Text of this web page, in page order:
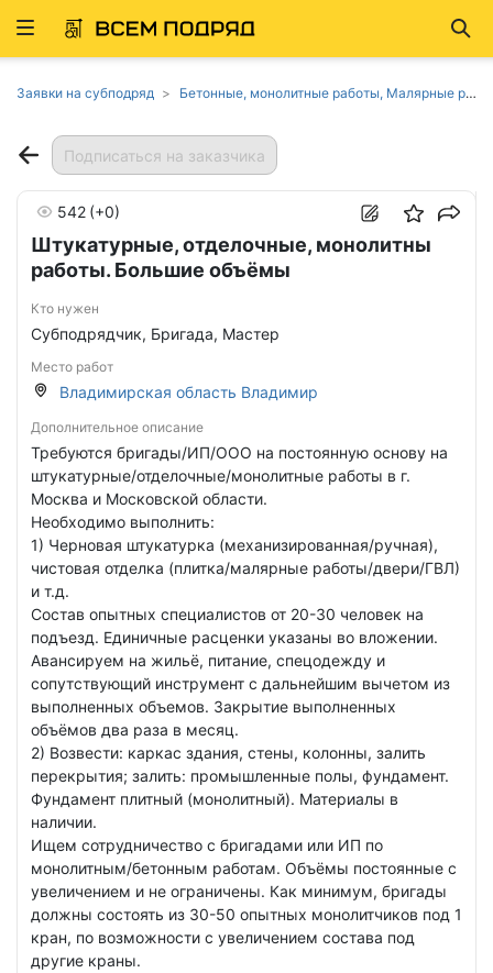
Развернуть
Заявки на субподряд Бетонные, монолитные работы, Малярные работы, Отделочные работы, Устройство полов, обойные и плиточные работы, Штукатурные работы во Владимирской области
Подписаться на заказчика
Штукатурные, отделочные, монолитны
работы. Большие объёмы
542 (+0)
Кто нужен
Субподрядчик, Бригада, Мастер
Место работ
Владимирская область Владимир
Дополнительное описание
Требуются бригады/ИП/ООО на постоянную основу на
штукатурные/отделочные/монолитные работы в г.
Москва и Московской области.
Необходимо выполнить:
1) Черновая штукатурка (механизированная/ручная),
чистовая отделка (плитка/малярные работы/двери/ГВЛ)
и т.д.
Состав опытных специалистов от 20-30 человек на
подъезд. Единичные расценки указаны во вложении.
Авансируем на жильё, питание, спецодежду и
сопутствующий инструмент с дальнейшим вычетом из
выполненных объемов. Закрытие выполненных
объёмов два раза в месяц.
2) Возвести: каркас здания, стены, колонны, залить
перекрытия; залить: промышленные полы, фундамент.
Фундамент плитный (монолитный). Материалы в
наличии.
Ищем сотрудничество с бригадами или ИП по
монолитным/бетонным работам. Объёмы постоянные с
увеличением и не ограничены. Как минимум, бригады
должны состоять из 30-50 опытных монолитчиков под 1
кран, по возможности с увеличением состава под
другие краны.